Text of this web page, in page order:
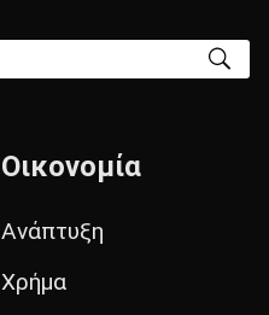
Οικονομία
Ανάπτυξη
Χρήμα